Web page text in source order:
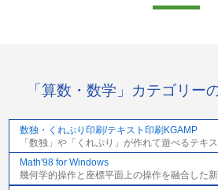
「算数・数学」カテゴリー
数独・くれぷり印刷/テキスト印刷KGAMP
「数独」や「くれぷり」が作れて遊べるテキ
Math'98 for Windows
幾何学的操作と座標平面上の操作を融合した